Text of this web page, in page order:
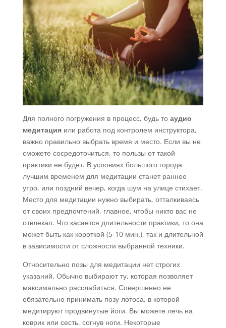
Для полного погружения в процесс, будь то аудио
медитацияили работа под контролем инструктора,
важно правильно выбрать время и место. Если вы не
сможете сосредоточиться, то пользы от такой
практики не будет. В условиях большого города
лучшим временем для медитации станет раннее
утро, или поздний вечер, когда шум на улице стихает.
Место для медитации нужно выбирать, отталкиваясь
от своих предпочтений, главное, чтобы никто вас не
отвлекал. Что касается длительности практики, то она
может быть как короткой (5-10 мин.), так и длительной
в зависимости от сложности выбранной техники.
Относительно позы для медитации нет строгих
указаний. Обычно выбирают ту, которая позволяет
максимально расслабиться. Совершенно не
обязательно принимать позу лотоса, в которой
медитируют продвинутые йоги. Вы можете лечь на
коврик или сесть, согнув ноги. Некоторые